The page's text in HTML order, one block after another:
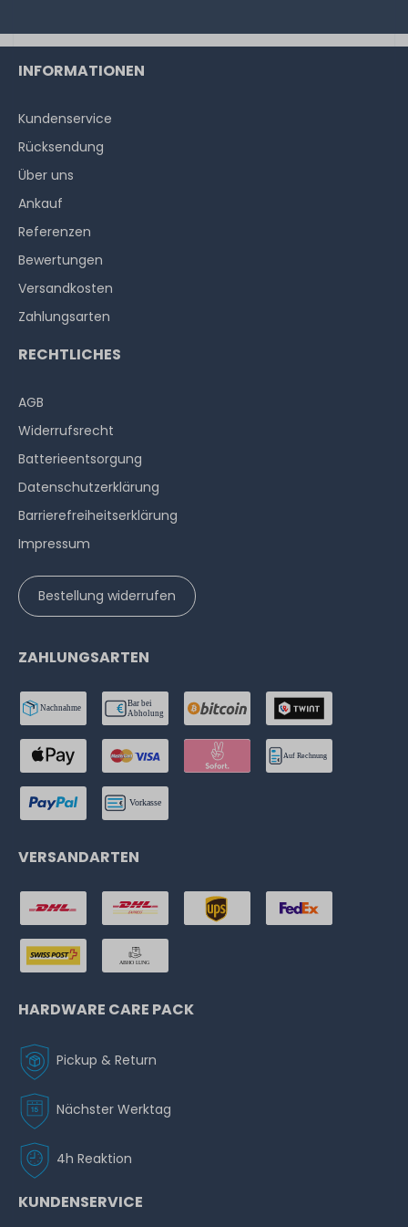
INFORMATIONEN
Kundenservice
Rücksendung
Über uns
Ankauf
Referenzen
Bewertungen
Versandkosten
Zahlungsarten
RECHTLICHES
AGB
Widerrufs­recht
Batterieentsorgung
Datenschutzerklärung
Barrierefreiheitserklärung
Impressum
Bestellung widerrufen
ZAHLUNGSARTEN
VERSANDARTEN
HARDWARE CARE PACK
Pickup & Return
Nächster Werktag
4h Reaktion
KUNDENSERVICE